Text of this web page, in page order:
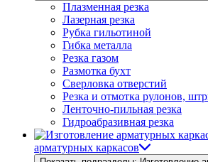
Плазменная резка
Лазерная резка
Рубка гильотиной
Гибка металла
Резка газом
Размотка бухт
Сверловка отверстий
Резка и отмотка рулонов,
Ленточно-пильная резка
Гидроабразивная резка
арматурных каркасов